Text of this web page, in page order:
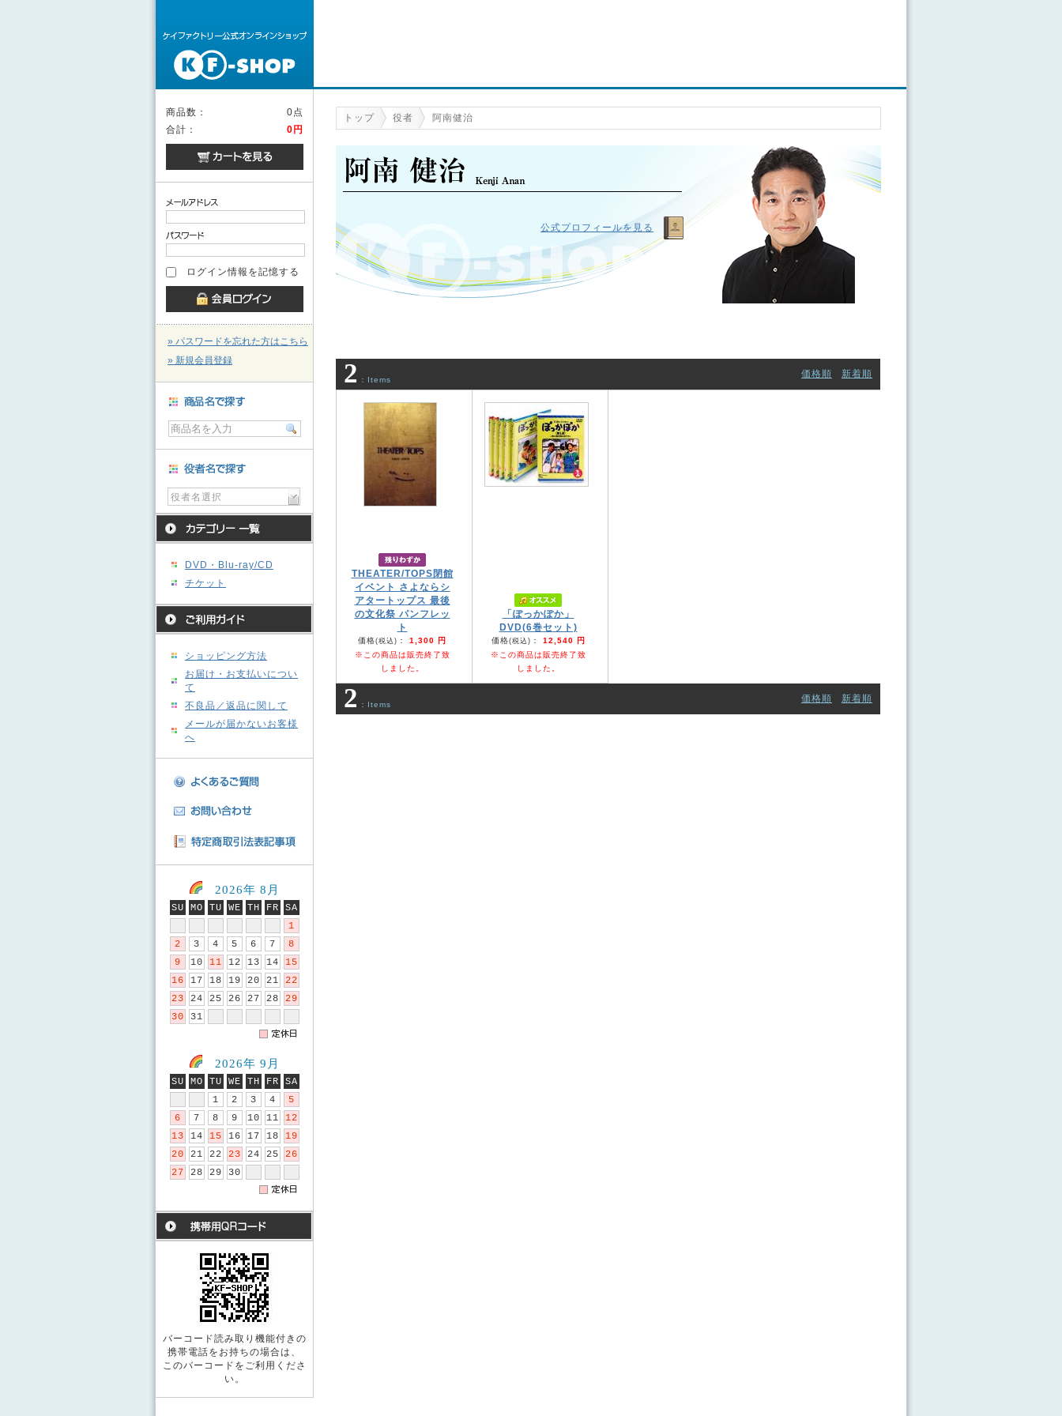
商品数：
0点
合計：
0円
ログイン情報を記憶する
» パスワードを忘れた方はこちら
» 新規会員登録
役者名選択
DVD・Blu-ray/CD
チケット
ショッピング方法
お届け・お支払いについ
て
不良品／返品に関して
メールが届かないお客様
へ
2026年 8月
SU MO TU WE TH FR
SA
1
2
3 4 5 6 7
8
9
10 11 12 13 14
15
16
17 18 19 20 21
22
23
24 25 26 27 28
29
30
31
2026年 9月
SU MO TU WE TH FR
SA
1
2 3 4
5
6
7 8 9 10 11
12
13
14 15 16 17 18
19
20
21 22 23 24 25
26
27
28 29 30
バーコード読み取り機能付きの
携帯電話をお持ちの場合は、
このバーコードをご利用くださ
い。
トップ 役者 阿南健治
公式プロフィールを見る
2 ：Items
価格順 新着順
THEATER/TOPS閉館
イベント さよならシ
アタートップス 最後
の文化祭 パンフレッ
ト
価格(税込) ： 1,300 円
※この商品は販売終了致
しました。
「ぽっかぽか」
DVD(6巻セット)
価格(税込) ： 12,540 円
※この商品は販売終了致
しました。
2 ：Items
価格順 新着順